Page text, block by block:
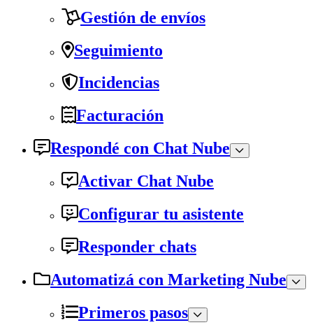
Gestión de envíos
Seguimiento
Incidencias
Facturación
Respondé con Chat Nube
Activar Chat Nube
Configurar tu asistente
Responder chats
Automatizá con Marketing Nube
Primeros pasos